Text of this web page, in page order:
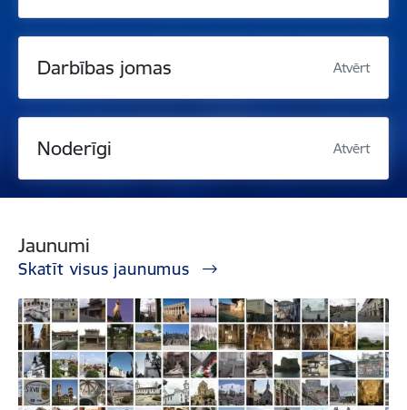
Darbības jomas Atvērt
Noderīgi Atvērt
Jaunumi
Skatīt visus jaunumus